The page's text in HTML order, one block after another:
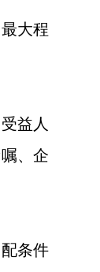
大程
益人
、企
条件